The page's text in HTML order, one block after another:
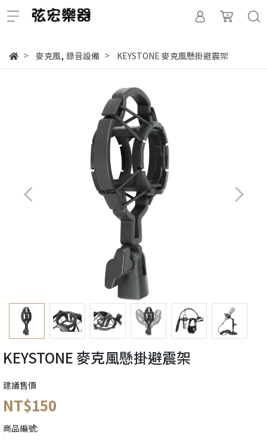
麥克風, 錄音設備 KEYSTONE 麥克風懸掛避震架
KEYSTONE 麥克風懸掛避震架
建議售價
NT$150
商品編號: